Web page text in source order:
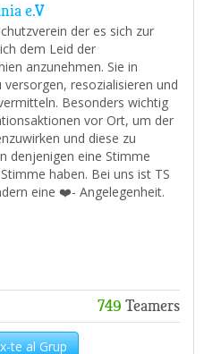
e.V
der es sich zur
dem Leid der
anzunehmen. Sie in
versorgen, resozialisieren und
Besonders wichtig
vor Ort, um der
und diese zu
denjenigen eine Stimme
haben. Bei uns ist TS
eine ❤️- Angelegenheit.
749 Teamers
te al Grup